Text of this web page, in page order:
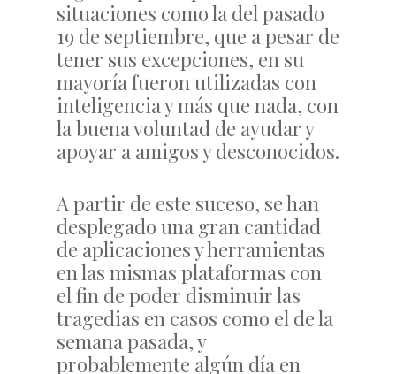
situaciones como la del pasado
19 de septiembre, que a pesar de
tener sus excepciones, en su
mayoría fueron utilizadas con
inteligencia y más que nada, con
la buena voluntad de ayudar y
apoyar a amigos y desconocidos.
A partir de este suceso, se han
desplegado una gran cantidad
de aplicaciones y herramientas
en las mismas plataformas con
el fin de poder disminuir las
tragedias en casos como el de la
semana pasada, y
probablemente algún día en